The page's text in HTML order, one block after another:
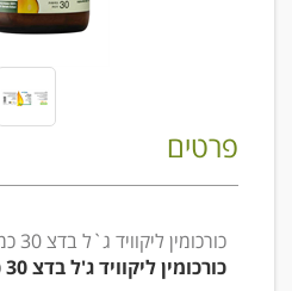
פרטים
כורכומין ליקוויד ג`ל בדצ 30 כמוסות – סופהרב
כורכומין ליקוויד ג'ל בדצ 30 כמוסות רכות סופהרב